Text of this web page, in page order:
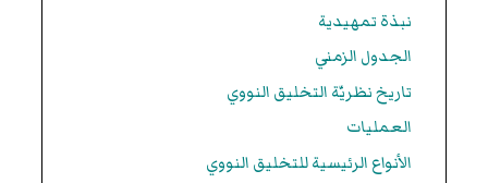
نبذة تمهيدية
الجدول الزمني
تاريخ نظريّة التخليق النووي
العمليات
الأنواع الرئيسية للتخليق النووي